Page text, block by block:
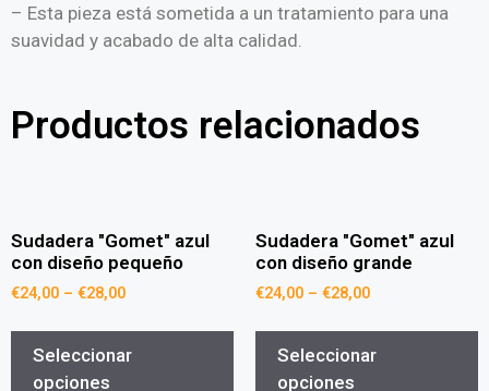
– Esta pieza está sometida a un tratamiento para una
suavidad y acabado de alta calidad.
Productos relacionados
Sudadera "Gomet" azul
con diseño pequeño
€24,00 – €28,00
Seleccionar
opciones
Sudadera "Gomet" azul
con diseño grande
€24,00 – €28,00
Seleccionar
opciones